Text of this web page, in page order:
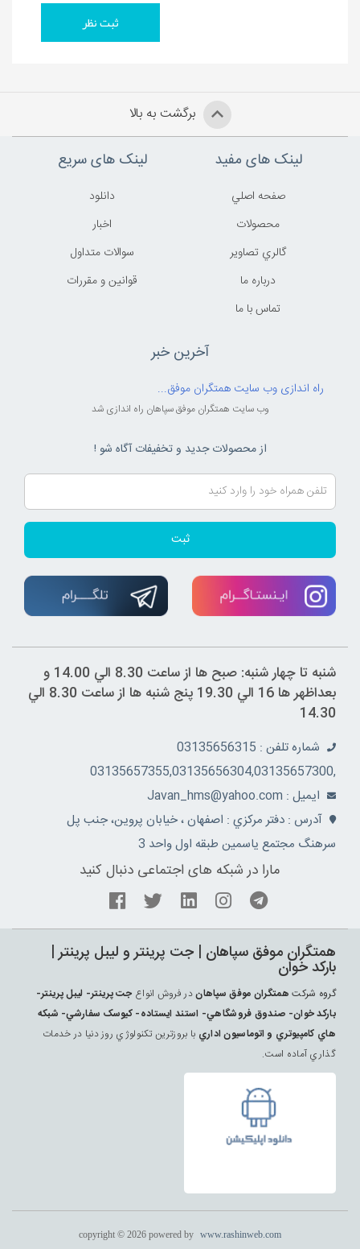
برگشت به بالا
لینک های مفید
صفحه اصلي
محصولات
گالري تصاوير
درباره ما
تماس با ما
لینک های سریع
دانلود
اخبار
سوالات متداول
قوانين و مقررات
آخرین خبر
راه اندازی وب سایت همتگران موفق...
وب سایت همتگران موفق سپاهان راه اندازی شد
از محصولات جدید و تخفیفات آگاه شو !
ثبت
شنبه تا چهار شنبه: صبح ها از ساعت 8.30 الي 14.00 و
بعداظهر ها 16 الي 19.30 پنج شنبه ها از ساعت 8.30 الي
14.30
شماره تلفن : 03135656315
,03135657355,03135656304,03135657300
ايميل : Javan_hms@yahoo.com
آدرس : دفتر مرکزي : اصفهان ، خيابان پروين، جنب پل
سرهنگ مجتمع ياسمين طبقه اول واحد 3
مارا در شبکه های اجتماعی دنبال کنید
همتگران موفق سپاهان | جت پرينتر و ليبل پرينتر |
بارکد خوان
گروه شرکت همتگران موفق سپاهاندر فروش انواع جت پرينتر- ليبل پرينتر-
بارکد خوان- صندوق فروشگاهي- استند ايستاده- کيوسک سفارشي- شبکه
هاي کامپيوتري و اتوماسيون اداري با بروزترين تکنولوژي روز دنيا در خدمات
گذاري آماده است.
copyright © 2026 powered by www.rashinweb.com